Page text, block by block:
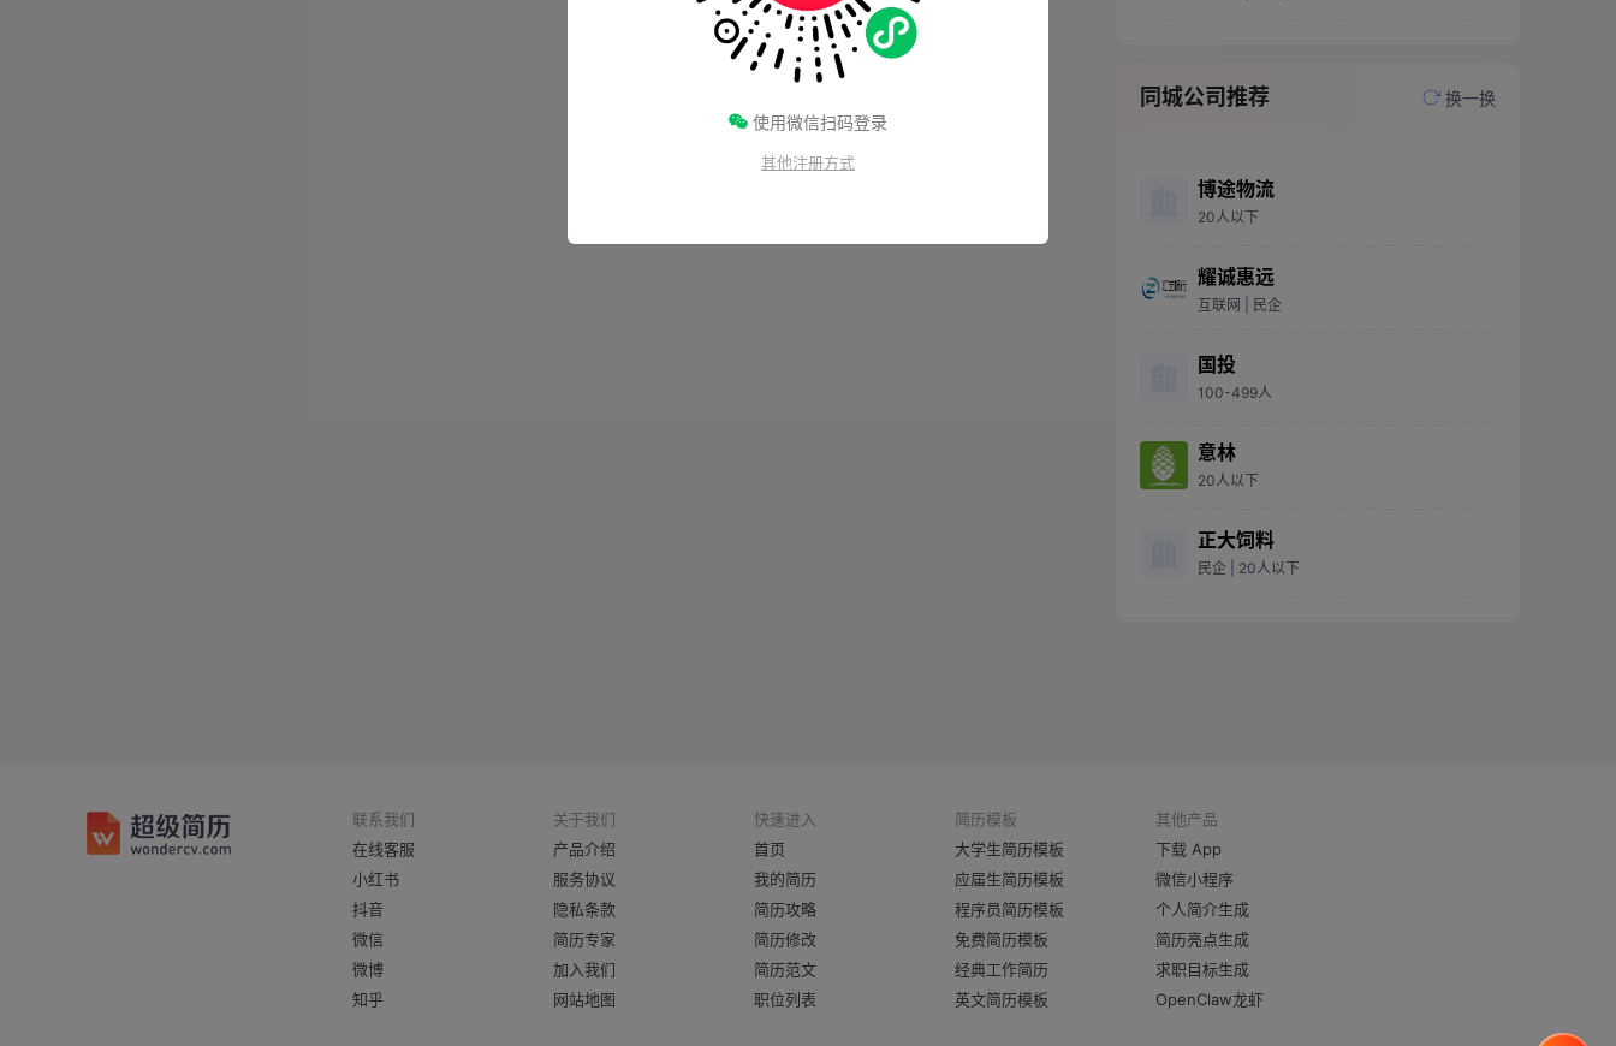
同城公司推荐 换一换
博途物流
20人以下
耀诚惠远
互联网 | 民企
国投
100-499人
意林
20人以下
正大饲料
民企 | 20人以下
使用微信扫码登录
其他注册方式
联系我们
在线客服
小红书
抖音
微信
微博
知乎
关于我们
产品介绍
服务协议
隐私条款
简历专家
加入我们
网站地图
快速进入
首页
我的简历
简历攻略
简历修改
简历范文
职位列表
简历模板
大学生简历模板
应届生简历模板
程序员简历模板
免费简历模板
经典工作简历
英文简历模板
其他产品
下载 App
微信小程序
个人简介生成
简历亮点生成
求职目标生成
OpenClaw龙虾